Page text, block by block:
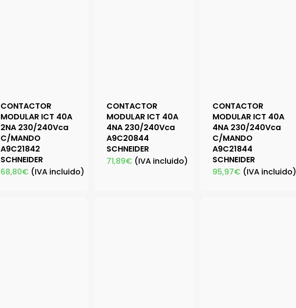
CONTACTOR
MODULAR ICT 40A
2NA 230/240Vca
C/MANDO
A9C21842
SCHNEIDER
68,80€ (IVA incluido)
CONTACTOR
MODULAR ICT 40A
4NA 230/240Vca
A9C20844
SCHNEIDER
71,89€ (IVA incluido)
CONTACTOR
MODULAR ICT 40A
4NA 230/240Vca
C/MANDO
A9C21844
SCHNEIDER
95,97€ (IVA incluido)